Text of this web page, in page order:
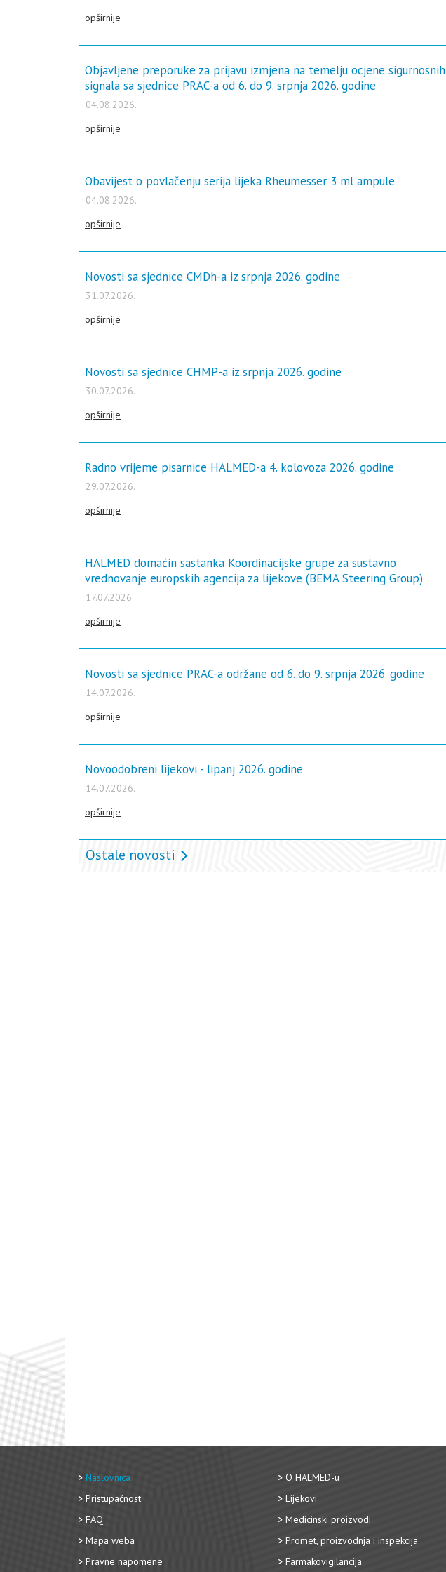
Sve informacije i novosti
opširnije
Objavljene preporuke za prijavu izmjena na temelju ocjene sigurnosnih
signala sa sjednice PRAC-a od 6. do 9. srpnja 2026. godine
04.08.2026.
opširnije
Obavijest o povlačenju serija lijeka Rheumesser 3 ml ampule
04.08.2026.
opširnije
Novosti sa sjednice CMDh-a iz srpnja 2026. godine
31.07.2026.
opširnije
Novosti sa sjednice CHMP-a iz srpnja 2026. godine
30.07.2026.
opširnije
Radno vrijeme pisarnice HALMED-a 4. kolovoza 2026. godine
29.07.2026.
opširnije
HALMED domaćin sastanka Koordinacijske grupe za sustavno
vrednovanje europskih agencija za lijekove (BEMA Steering Group)
17.07.2026.
opširnije
Novosti sa sjednice PRAC-a održane od 6. do 9. srpnja 2026. godine
14.07.2026.
opširnije
Novoodobreni lijekovi - lipanj 2026. godine
14.07.2026.
opširnije
Ostale novosti
Naslovnica
Pristupačnost
FAQ
Mapa weba
Pravne napomene
O HALMED-u
Lijekovi
Medicinski proizvodi
Promet, proizvodnja i inspekcija
Farmakovigilancija